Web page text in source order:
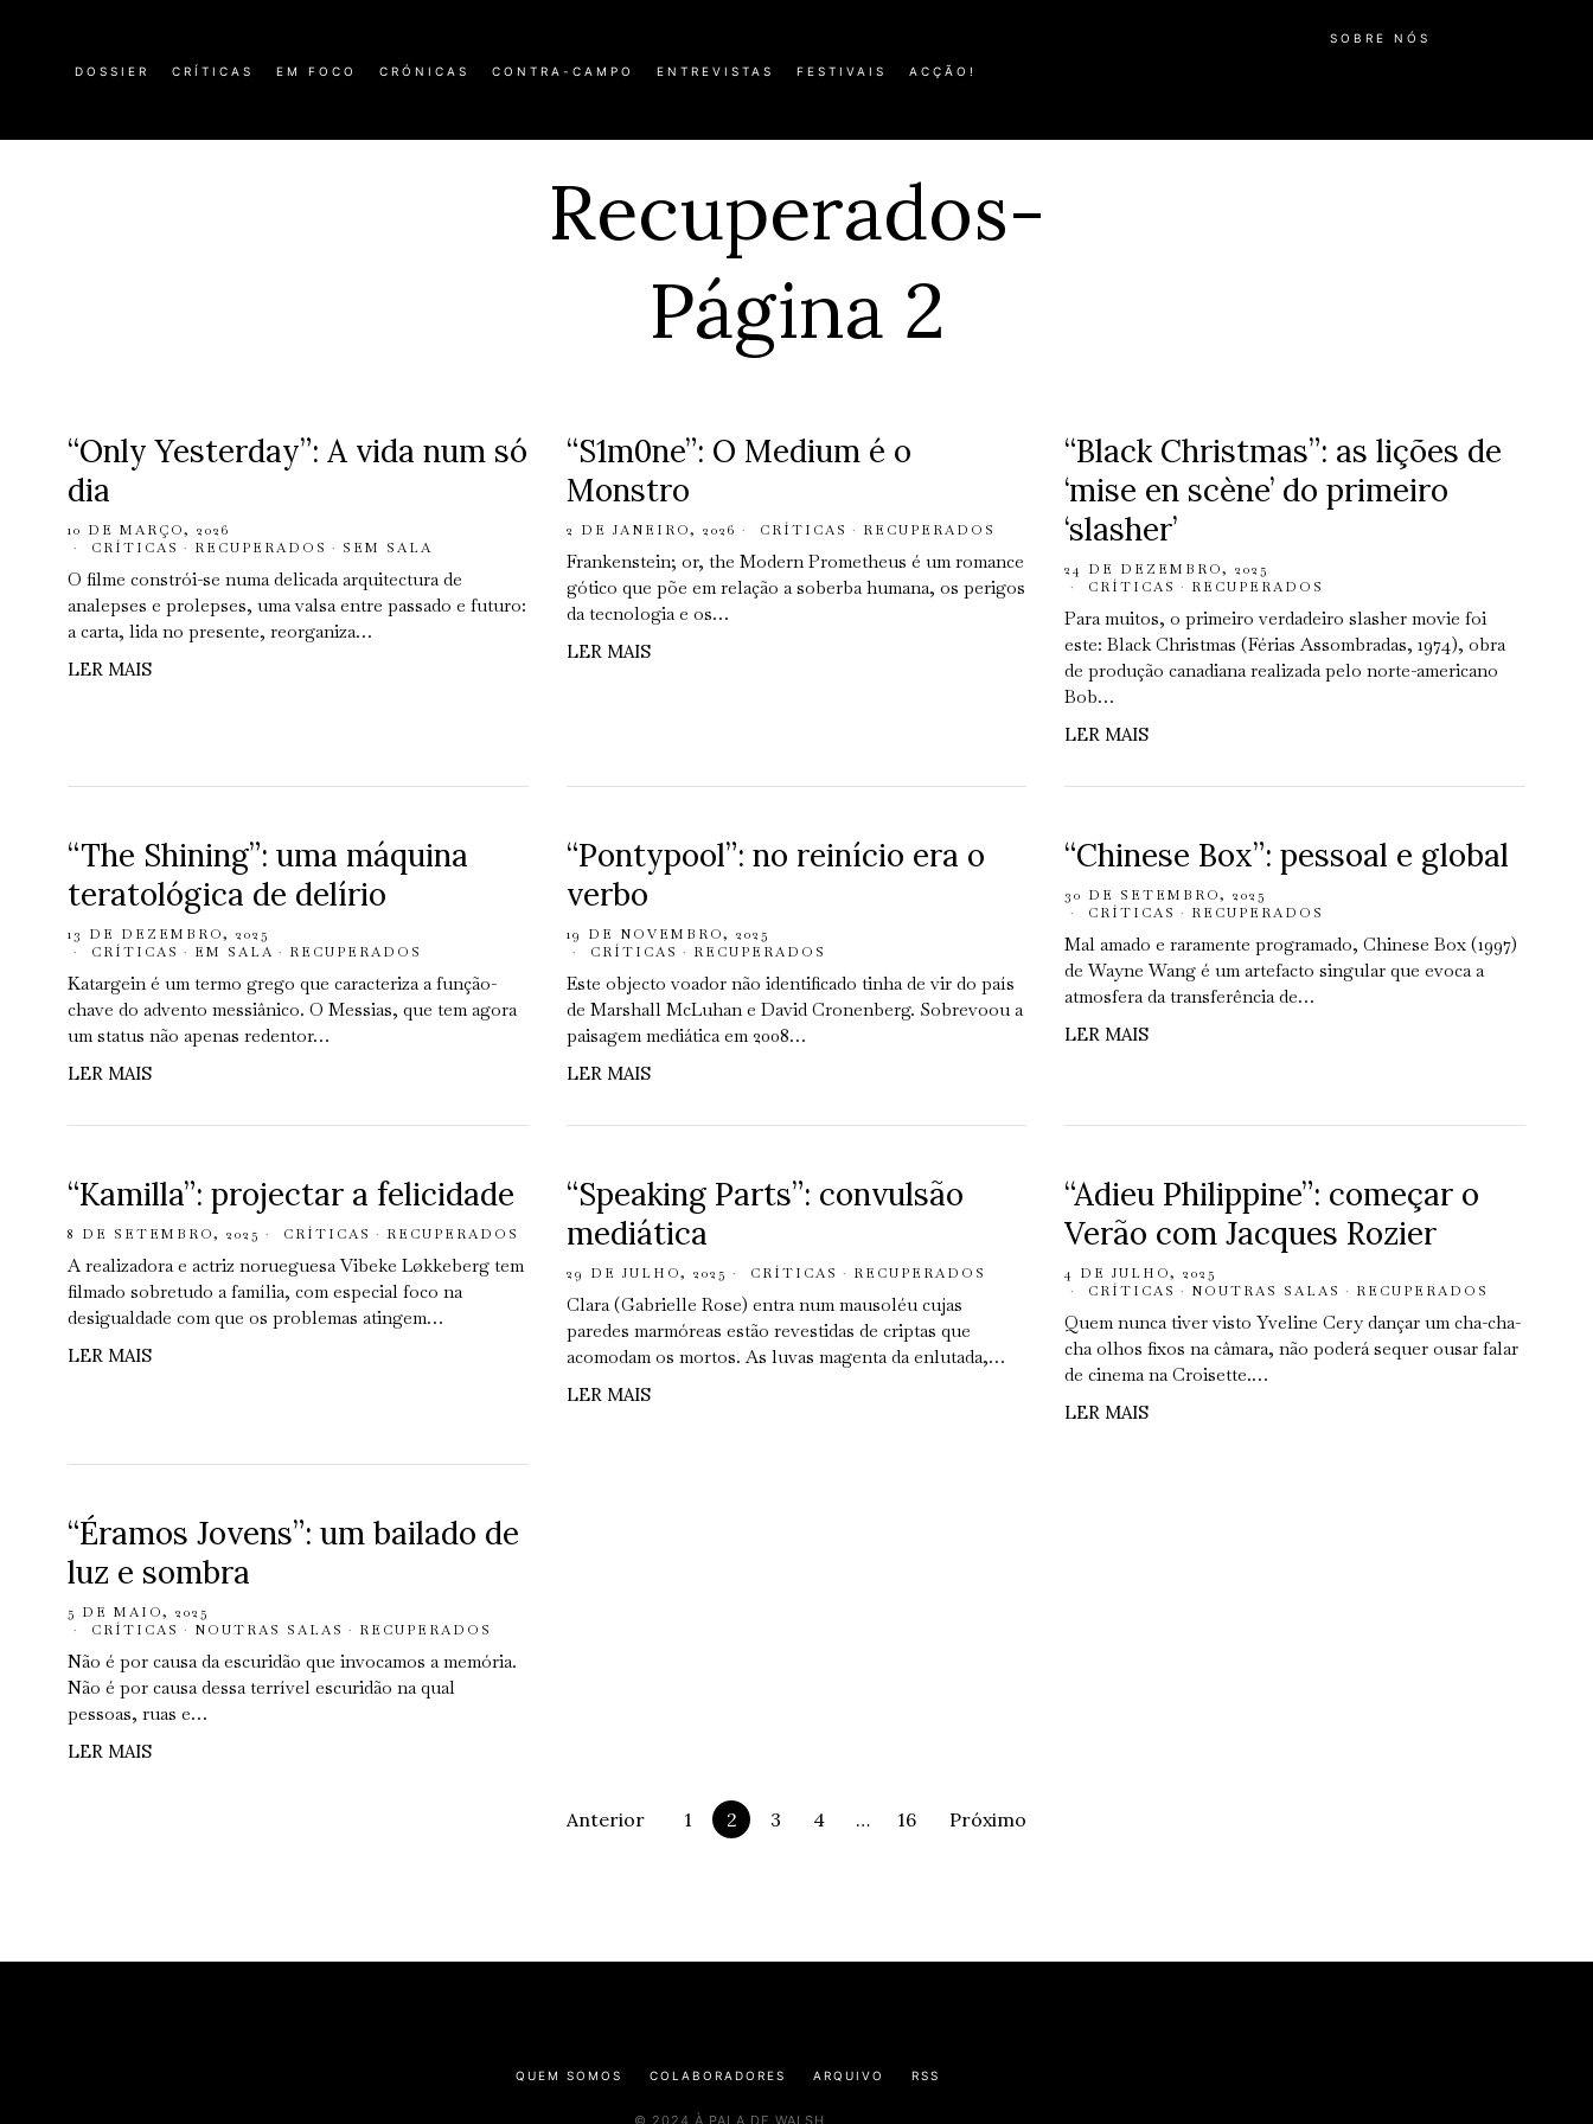
DOSSIER CRÍTICAS EM FOCO CRÓNICAS CONTRA-CAMPO ENTREVISTAS FESTIVAIS ACÇÃO!
SOBRE NÓS
Recuperados-
Página 2
“Only Yesterday”: A vida num só
dia
10 DE MARÇO, 2026
CRÍTICAS · RECUPERADOS · SEM SALA
O filme constrói-se numa delicada arquitectura de
analepses e prolepses, uma valsa entre passado e futuro:
a carta, lida no presente, reorganiza…
LER MAIS
“S1m0ne”: O Medium é o
Monstro
2 DE JANEIRO, 2026 CRÍTICAS · RECUPERADOS
Frankenstein; or, the Modern Prometheus é um romance
gótico que põe em relação a soberba humana, os perigos
da tecnologia e os…
LER MAIS
“Black Christmas”: as lições de
‘mise en scène’ do primeiro
‘slasher’
24 DE DEZEMBRO, 2025
CRÍTICAS · RECUPERADOS
Para muitos, o primeiro verdadeiro slasher movie foi
este: Black Christmas (Férias Assombradas, 1974), obra
de produção canadiana realizada pelo norte-americano
Bob…
LER MAIS
“The Shining”: uma máquina
teratológica de delírio
13 DE DEZEMBRO, 2025
CRÍTICAS · EM SALA · RECUPERADOS
Katargein é um termo grego que caracteriza a função-
chave do advento messiânico. O Messias, que tem agora
um status não apenas redentor…
LER MAIS
“Pontypool”: no reinício era o
verbo
19 DE NOVEMBRO, 2025
CRÍTICAS · RECUPERADOS
Este objecto voador não identificado tinha de vir do país
de Marshall McLuhan e David Cronenberg. Sobrevoou a
paisagem mediática em 2008…
LER MAIS
“Chinese Box”: pessoal e global
30 DE SETEMBRO, 2025
CRÍTICAS · RECUPERADOS
Mal amado e raramente programado, Chinese Box (1997)
de Wayne Wang é um artefacto singular que evoca a
atmosfera da transferência de…
LER MAIS
“Kamilla”: projectar a felicidade
8 DE SETEMBRO, 2025 CRÍTICAS · RECUPERADOS
A realizadora e actriz norueguesa Vibeke Løkkeberg tem
filmado sobretudo a família, com especial foco na
desigualdade com que os problemas atingem…
LER MAIS
“Speaking Parts”: convulsão
mediática
29 DE JULHO, 2025 CRÍTICAS · RECUPERADOS
Clara (Gabrielle Rose) entra num mausoléu cujas
paredes marmóreas estão revestidas de criptas que
acomodam os mortos. As luvas magenta da enlutada,…
LER MAIS
“Adieu Philippine”: começar o
Verão com Jacques Rozier
4 DE JULHO, 2025
CRÍTICAS · NOUTRAS SALAS · RECUPERADOS
Quem nunca tiver visto Yveline Cery dançar um cha-cha-
cha olhos fixos na câmara, não poderá sequer ousar falar
de cinema na Croisette.…
LER MAIS
“Éramos Jovens”: um bailado de
luz e sombra
5 DE MAIO, 2025
CRÍTICAS · NOUTRAS SALAS · RECUPERADOS
Não é por causa da escuridão que invocamos a memória.
Não é por causa dessa terrível escuridão na qual
pessoas, ruas e…
LER MAIS
Anterior 1 2 3 4 … 16 Próximo
QUEM SOMOS COLABORADORES ARQUIVO RSS
© 2024 À PALA DE WALSH